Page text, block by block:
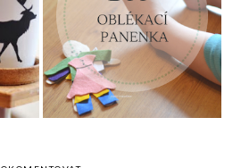
DIY oblékácí panenka